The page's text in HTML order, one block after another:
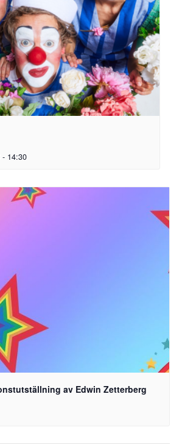
- 14:30
av Edwin Zetterberg